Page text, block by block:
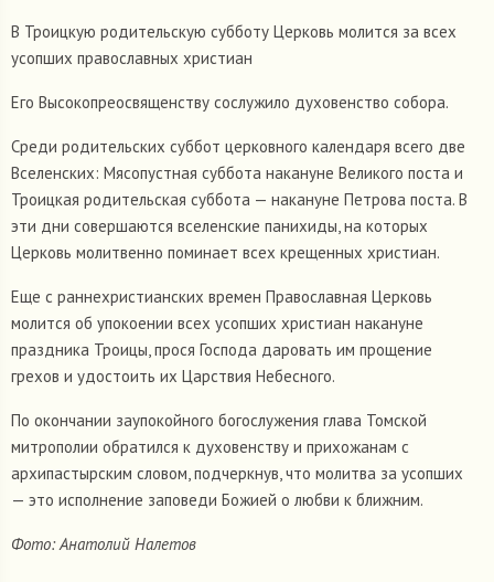
В Троицкую родительскую субботу Церковь молится за всех
усопших православных христиан
Его Высокопреосвященству сослужило духовенство собора.
Среди родительских суббот церковного календаря всего две
Вселенских: Мясопустная суббота накануне Великого поста и
Троицкая родительская суббота — накануне Петрова поста. В
эти дни совершаются вселенские панихиды, на которых
Церковь молитвенно поминает всех крещенных христиан.
Еще с раннехристианских времен Православная Церковь
молится об упокоении всех усопших христиан накануне
праздника Троицы, прося Господа даровать им прощение
грехов и удостоить их Царствия Небесного.
По окончании заупокойного богослужения глава Томской
митрополии обратился к духовенству и прихожанам с
архипастырским словом, подчеркнув, что молитва за усопших
— это исполнение заповеди Божией о любви к ближним.
Фото: Анатолий Налетов